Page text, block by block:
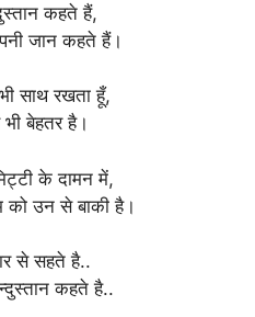
कहते हैं,
जान कहते हैं।
साथ रखता हूँ,
बेहतर है।
के दामन में,
उन से बाकी है।
से सहते है..
कहते है..